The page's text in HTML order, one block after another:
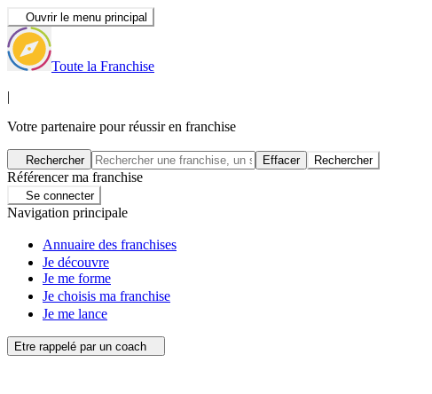
Ouvrir le menu principal
Toute la Franchise
|
Votre partenaire pour réussir en franchise
Rechercher Effacer Rechercher
Référencer ma franchise
Se connecter
Navigation principale
Annuaire des franchises
Je découvre
Je me forme
Je choisis ma franchise
Je me lance
Etre rappelé par un coach